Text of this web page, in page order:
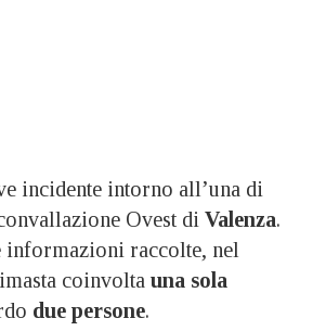
incidente intorno all’una di
Ovest di Valenza.
informazioni raccolte, nel
coinvolta una sola
due persone.